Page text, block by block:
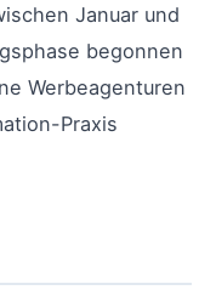
Januar und
begonnen
Werbeagenturen
Praxis